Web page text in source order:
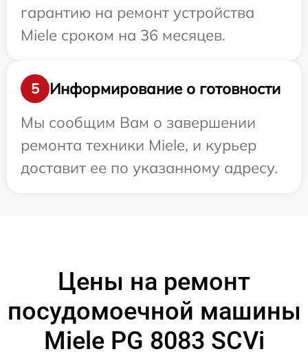
гарантию на ремонт устройства
Miele сроком на 36 месяцев.
5
Информирование о готовности
Мы сообщим Вам о завершении
ремонта техники Miele, и курьер
доставит ее по указанному адресу.
Цены на ремонт
посудомоечной машины
Miele PG 8083 SCVi